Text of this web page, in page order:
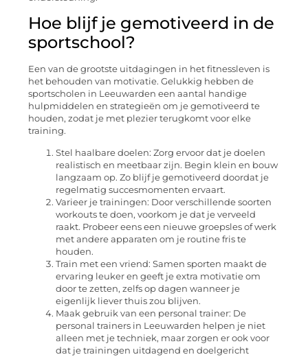
Hoe blijf je gemotiveerd in de
sportschool?
Een van de grootste uitdagingen in het fitnessleven is
het behouden van motivatie. Gelukkig hebben de
sportscholen in Leeuwarden een aantal handige
hulpmiddelen en strategieën om je gemotiveerd te
houden, zodat je met plezier terugkomt voor elke
training.
Stel haalbare doelen: Zorg ervoor dat je doelen
realistisch en meetbaar zijn. Begin klein en bouw
langzaam op. Zo blijf je gemotiveerd doordat je
regelmatig succesmomenten ervaart.
Varieer je trainingen: Door verschillende soorten
workouts te doen, voorkom je dat je verveeld
raakt. Probeer eens een nieuwe groepsles of werk
met andere apparaten om je routine fris te
houden.
Train met een vriend: Samen sporten maakt de
ervaring leuker en geeft je extra motivatie om
door te zetten, zelfs op dagen wanneer je
eigenlijk liever thuis zou blijven.
Maak gebruik van een personal trainer: De
personal trainers in Leeuwarden helpen je niet
alleen met je techniek, maar zorgen er ook voor
dat je trainingen uitdagend en doelgericht